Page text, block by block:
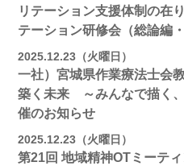
リテーション支援体制の在
テーション研修会（総論編
2025.12.23（火曜日）
一社）宮城県作業療法士会
築く未来 ～みんなで描く
催のお知らせ
2025.12.23（火曜日）
第21回 地域精神OTミーテ